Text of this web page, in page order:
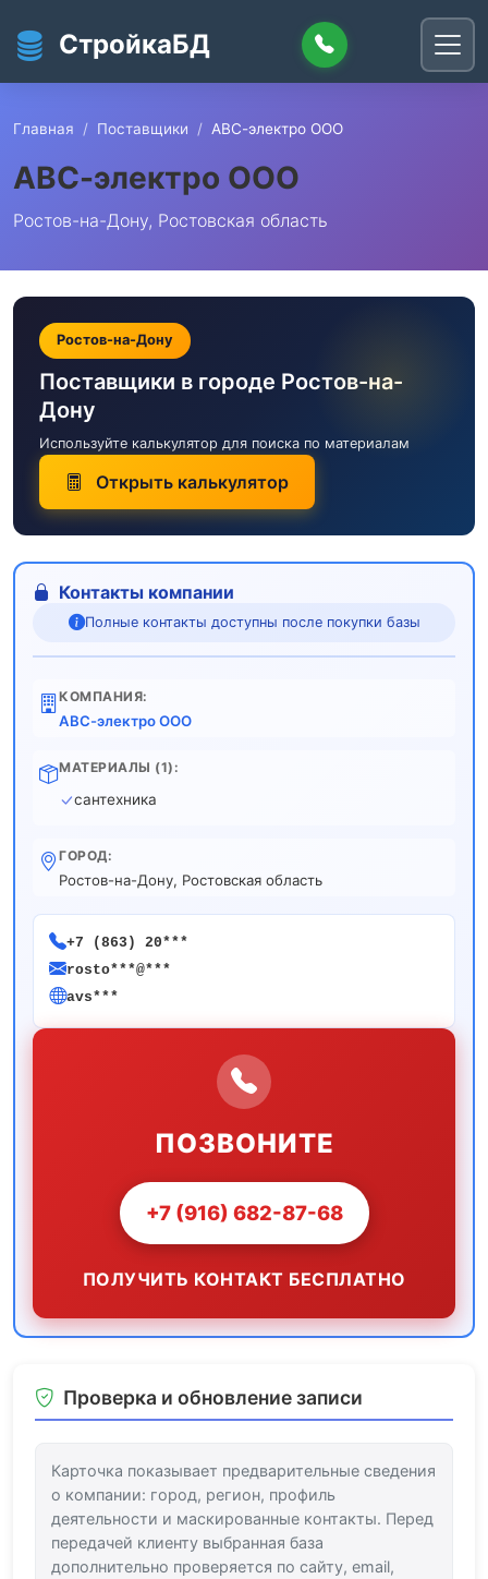
СтройкаБД
Главная Поставщики АВС-электро ООО
АВС-электро ООО
Ростов-на-Дону, Ростовская область
Ростов-на-Дону
Поставщики в городе Ростов-на-
Дону
Используйте калькулятор для поиска по материалам
Открыть калькулятор
Контакты компании
Полные контакты доступны после покупки базы
КОМПАНИЯ:
АВС-электро ООО
МАТЕРИАЛЫ (1):
сантехника
ГОРОД:
Ростов-на-Дону, Ростовская область
+7 (863) 20***
rosto***@***
avs***
ПОЗВОНИТЕ
+7 (916) 682-87-68
ПОЛУЧИТЬ КОНТАКТ БЕСПЛАТНО
Проверка и обновление записи
Карточка показывает предварительные сведения
о компании: город, регион, профиль
деятельности и маскированные контакты. Перед
передачей клиенту выбранная база
дополнительно проверяется по сайту, email,